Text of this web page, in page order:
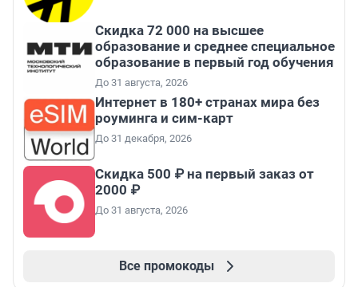
Скидка 72 000 на высшее
образование и среднее специальное
образование в первый год обучения
До 31 августа, 2026
Интернет в 180+ странах мира без
роуминга и сим-карт
До 31 декабря, 2026
Скидка 500 ₽ на первый заказ от
2000 ₽
До 31 августа, 2026
Все промокоды